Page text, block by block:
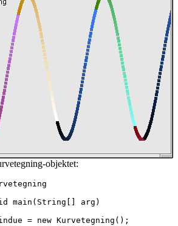
objektet:
main(String[] arg)
= new Kurvetegning();